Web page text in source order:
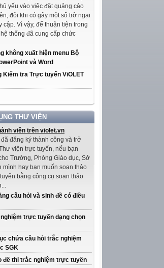
yếu vào việc đặt quảng cáo
đôi khi có gây một số trở ngại
cập. Vì vậy, để thuận tiện trong
thống đã cung cấp chức
không xuất hiện menu Bộ
và Word
Kiểm tra Trực tuyến ViOLET
THƯ VIỆN
viên trên violet.vn
đăng ký thành công và trở
viện trực tuyến, nếu bạn
Trường, Phòng Giáo dục, Sở
mình hay bạn muốn soạn thảo
bằng công cụ soạn thảo
câu hỏi và sinh đề có điều
trực tuyến dạng chọn
chứa câu hỏi trắc nghiệm
SGK
đề thi trắc nghiệm trực tuyến